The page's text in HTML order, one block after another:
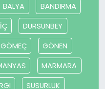
BALYA
BANDIRMA
DURSUNBEY
GÖMEÇ
GÖNEN
MARMARA
SUSURLUK